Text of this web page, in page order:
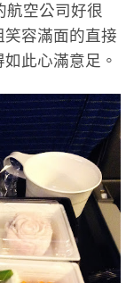
航空公司好很
容滿面的直接
此心滿意足。